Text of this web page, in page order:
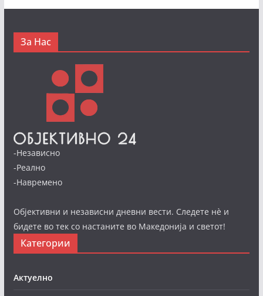
За Нас
-Независно
-Реално
-Навремено
Објективни и независни дневни вести. Следете нè и
бидете во тек со настаните во Македонија и светот!
Категории
Актуелно